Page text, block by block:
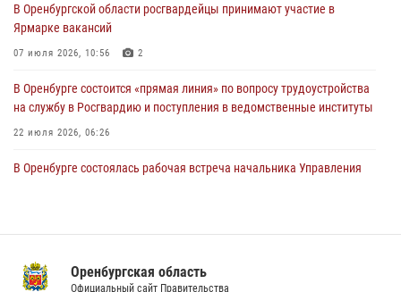
проведён рейд по строительным объектам
23 июля 2026, 10:47
В Оренбургской области росгвардейцы принимают участие в
Ярмарке вакансий
07 июля 2026, 10:56 2
В Оренбурге состоится «прямая линия» по вопросу трудоустройства
на службу в Росгвардию и поступления в ведомственные институты
22 июля 2026, 06:26
В Оренбурге состоялась рабочая встреча начальника Управления
Росгвардейцы Оренбургской области проверили готовность детских
образовательных учреждений к новому учебному году
Оренбургская область
Официальный сайт Правительства